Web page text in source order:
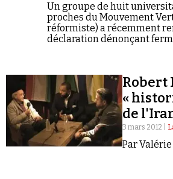
Un groupe de huit
proches du Mouvement
réformiste) a récemment
déclaration dénonçant
Robert
«
de
3 mars 2012 |
Par